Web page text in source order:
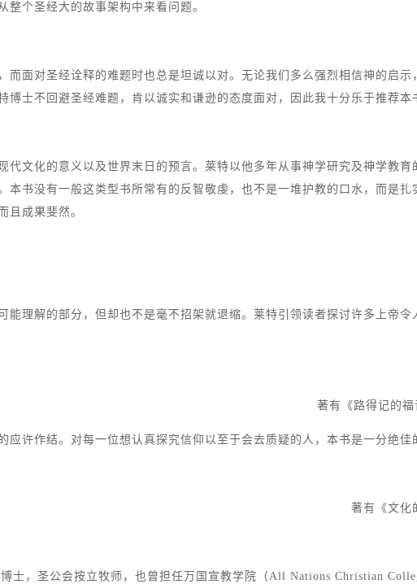
整个圣经大的故事架构中来看问题。
面对圣经诠释的难题时也总是坦诚以对。无论我们多么强烈相信神的启示
士不回避圣经难题，肯以诚实和谦逊的态度面对，因此我十分乐于推荐本
文化的意义以及世界末日的预言。莱特以他多年从事神学研究及神学教育
书没有一般这类型书所常有的反智敬虔，也不是一堆护教的口水，而是扎
且成果斐然。
理解的部分，但却也不是毫不招架就退缩。莱特引领读者探讨许多上帝令
著有《路得记的
许作结。对每一位想认真探究信仰以至于会去质疑的人，本书是一分绝佳
著有《文化
，圣公会按立牧师，也曾担任万国宣教学院（All Nations Christian